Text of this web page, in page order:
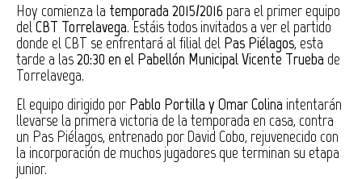
Hoy comienza la temporada 2015/2016 para el primer equipo
delCBT Torrelavega. Estáis todos invitados a ver el partido
donde el CBT se enfrentará al filial del Pas Piélagos, esta
tarde a las20:30 en el Pabellón Municipal Vicente Trueba de
Torrelavega.
El equipo dirigido por Pablo Portilla y Omar Colina intentarán
llevarse la primera victoria de la temporada en casa, contra
un Pas Piélagos, entrenado por David Cobo, rejuvenecido con
la incorporación de muchos jugadores que terminan su etapa
junior.